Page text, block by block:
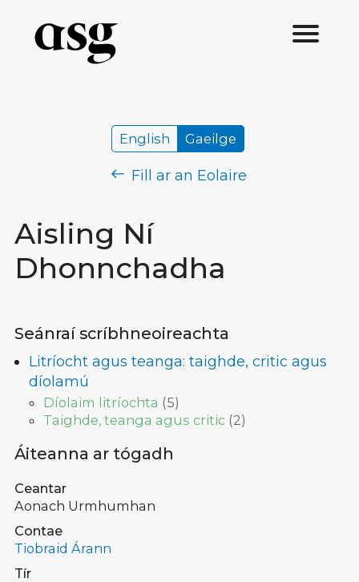
Aisling Ní
Dhonnchadha
English Gaeilge
Fill ar an Eolaire
Seánraí scríbhneoireachta
Litríocht agus teanga: taighde, critic agus
díolamú
Díolaim litríochta (5)
Taighde, teanga agus critic (2)
Áiteanna ar tógadh
Ceantar
Aonach Urmhumhan
Contae
Tiobraid Árann
Tír